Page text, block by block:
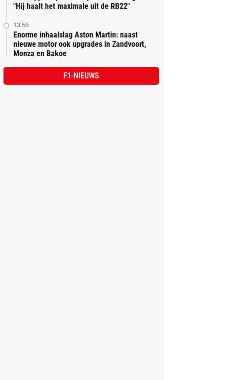
"Hij haalt het maximale uit de RB22"
13:56
Enorme inhaalslag Aston Martin: naast
nieuwe motor ook upgrades in Zandvoort,
Monza en Bakoe
F1-NIEUWS